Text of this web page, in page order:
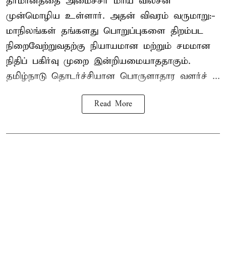
முன்மொழிய உள்ளார். அதன் விவரம் வருமாறு:-
மாநிலங்கள் தங்களது பொறுப்புகளை திறம்பட
நிறைவேற்றுவதற்கு நியாயமான மற்றும் சமமான
நிதிப் பகிர்வு முறை இன்றியமையாததாகும்.
தமிழ்நாடு தொடர்ச்சியான பொருளாதார வளர்ச் ...
Read More